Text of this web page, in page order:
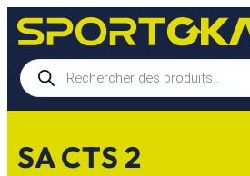
Aller
au
contenu
Recherche
de
produits
SA CTS 2